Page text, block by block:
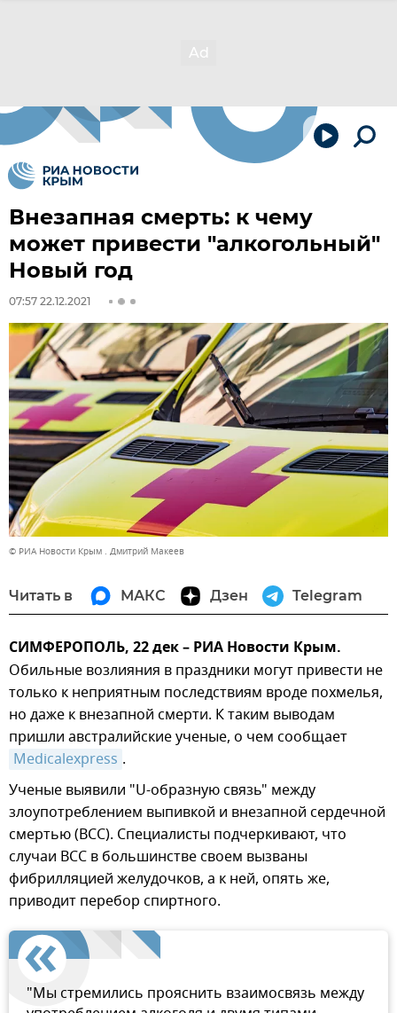
Внезапная смерть: к чему
может привести "алкогольный"
Новый год
07:57 22.12.2021
© РИА Новости Крым . Дмитрий Макеев
Читать в МАКС Дзен Telegram
СИМФЕРОПОЛЬ, 22 дек – РИА Новости Крым.
Обильные возлияния в праздники могут привести не
только к неприятным последствиям вроде похмелья,
но даже к внезапной смерти. К таким выводам
пришли австралийские ученые, о чем сообщает
Medicalexpress .
Ученые выявили "U-образную связь" между
злоупотреблением выпивкой и внезапной сердечной
смертью (ВСС). Специалисты подчеркивают, что
случаи BСC в большинстве своем ​​вызваны
фибрилляцией желудочков, а к ней, опять же,
приводит перебор спиртного.
"Мы стремились прояснить взаимосвязь между